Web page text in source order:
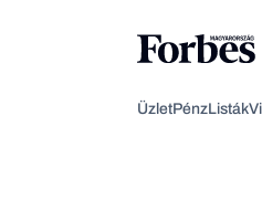
ÜzletPénzListák